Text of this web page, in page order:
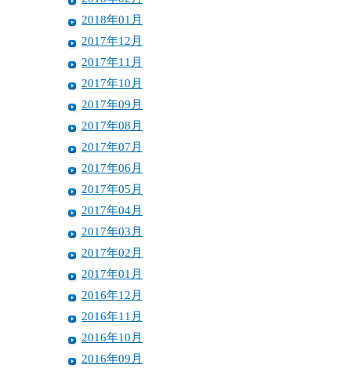
2018年01月
2017年12月
2017年11月
2017年10月
2017年09月
2017年08月
2017年07月
2017年06月
2017年05月
2017年04月
2017年03月
2017年02月
2017年01月
2016年12月
2016年11月
2016年10月
2016年09月